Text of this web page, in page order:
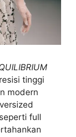
tinggi
modern
full